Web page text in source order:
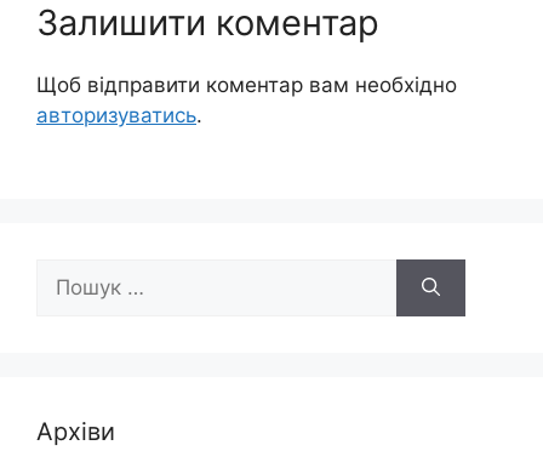
Залишити коментар
Щоб відправити коментар вам необхідно
авторизуватись.
Архіви